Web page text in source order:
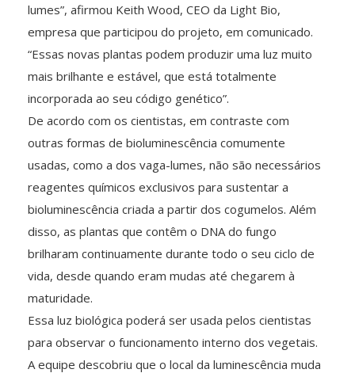
lumes”, afirmou Keith Wood, CEO da Light Bio,
empresa que participou do projeto, em comunicado.
“Essas novas plantas podem produzir uma luz muito
mais brilhante e estável, que está totalmente
incorporada ao seu código genético”.
De acordo com os cientistas, em contraste com
outras formas de bioluminescência comumente
usadas, como a dos vaga-lumes, não são necessários
reagentes químicos exclusivos para sustentar a
bioluminescência criada a partir dos cogumelos. Além
disso, as plantas que contêm o DNA do fungo
brilharam continuamente durante todo o seu ciclo de
vida, desde quando eram mudas até chegarem à
maturidade.
Essa luz biológica poderá ser usada pelos cientistas
para observar o funcionamento interno dos vegetais.
A equipe descobriu que o local da luminescência muda